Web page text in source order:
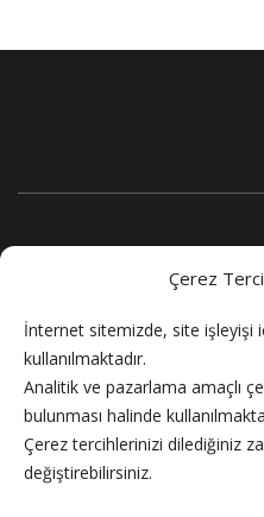
Çerez
İnternet sitemizde, site işleyişi
kullanılmaktadır.
Analitik ve pazarlama amaçlı
bulunması halinde
Çerez tercihlerinizi dilediğiniz
değiştirebilirsiniz.
Flash Haber doğru